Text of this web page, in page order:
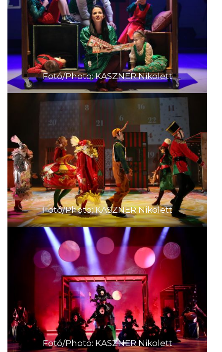
Fotó/Photo: KASZNER Nikolett
Fotó/Photo: KASZNER Nikolett
Fotó/Photo: KASZNER Nikolett